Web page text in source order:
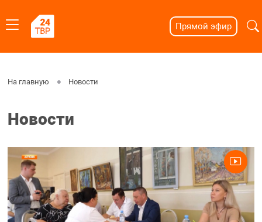
Прямой эфир
На главную Новости
Новости